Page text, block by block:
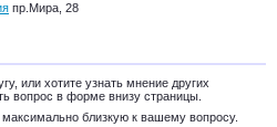
пр.Мира, 28
или хотите узнать мнение других
вопрос в форме внизу страницы.
близкую к вашему вопросу.